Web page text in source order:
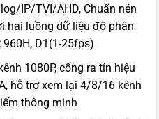
IP/TVI/AHD, Chuẩn nén
hai luồng dữ liệu độ phân
D1(1-25fps)
1080P, cổng ra tín hiệu
hỗ trợ xem lại 4/8/16 kênh
thông minh